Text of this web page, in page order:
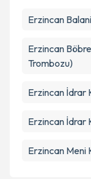
Erzincan
Erzincan
Trombozu)
Erzincan İdrar
Erzincan İdrar
Erzincan Meni